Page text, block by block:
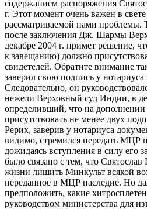
содержанием распоряжения
г. Этот момент очень важен в
рассматриваемой нами проблемы.
после заключения Дж. Шармы
декабре 2004 г. примет решение,
к завещанию) должно
свидетелей. Обратите внимание
заверил свою подпись у нотариуса
Следовательно, он
нежели Верховный суд Индии, в
определивший, что на
присутствовать не менее двух
Рерих, заверив у нотариуса
видимо, стремился передать МЦР
дожидаясь вступления в силу его
было связано с тем, что
жизни лишить Минкульт всякой
переданное в МЦР наследие. Но
предположить, какие
руководством министерства для